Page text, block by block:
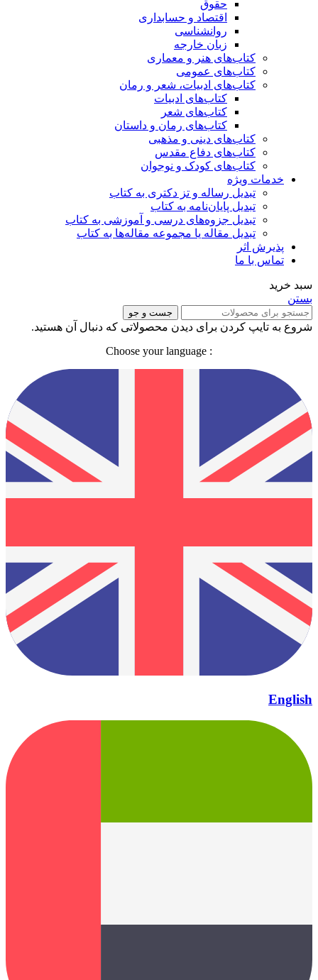
حقوق
اقتصاد و حسابداری
روانشناسی
زبان خارجه
کتاب‌های هنر و معماری
کتاب‌های عمومی
کتاب‌های ادبیات، شعر و رمان
کتاب‌های ادبیات
کتاب‌های شعر
کتاب‌های رمان و داستان
کتاب‌های دینی و مذهبی
کتاب‌های دفاع مقدس
کتاب‌های کودک و نوجوان
خدمات ویژه
تبدیل رساله و تز دکتری به کتاب
تبدیل پایان‌نامه به کتاب
تبدیل جزوه‌های درسی و آموزشی به کتاب
تبدیل مقاله یا مجموعه مقاله‌ها به کتاب
پذیرش اثر
تماس با ما
سبد خرید
بستن
جست و جو
شروع به تایپ کردن برای دیدن محصولاتی که دنبال آن هستید.
: Choose your language
English